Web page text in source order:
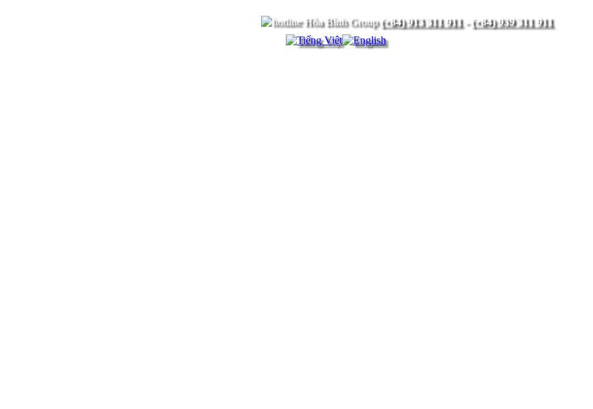
(+84) 913 311 911- (+84) 939 311 911